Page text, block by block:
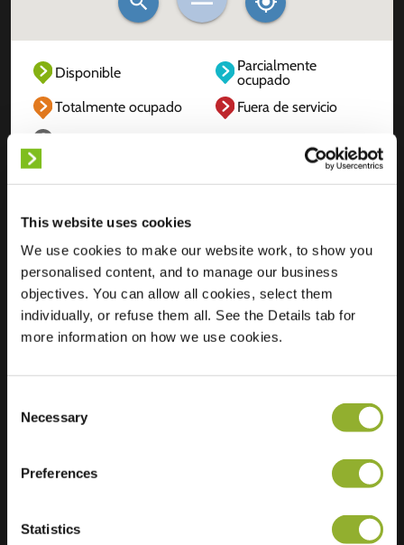
This website uses cookies
We use cookies to make our website work, to show you
personalised content, and to manage our business
objectives. You can allow all cookies, select them
individually, or refuse them all. See the Details tab for
more information on how we use cookies.
Selection
Necessary
Preferences
Statistics
Disponible
Parcialmente
ocupado
Totalmente ocupado
Fuera de servicio
Ubicación
Elststraat 1
9240 Zele
Bélgica
Regular Charging 2 of 2 available